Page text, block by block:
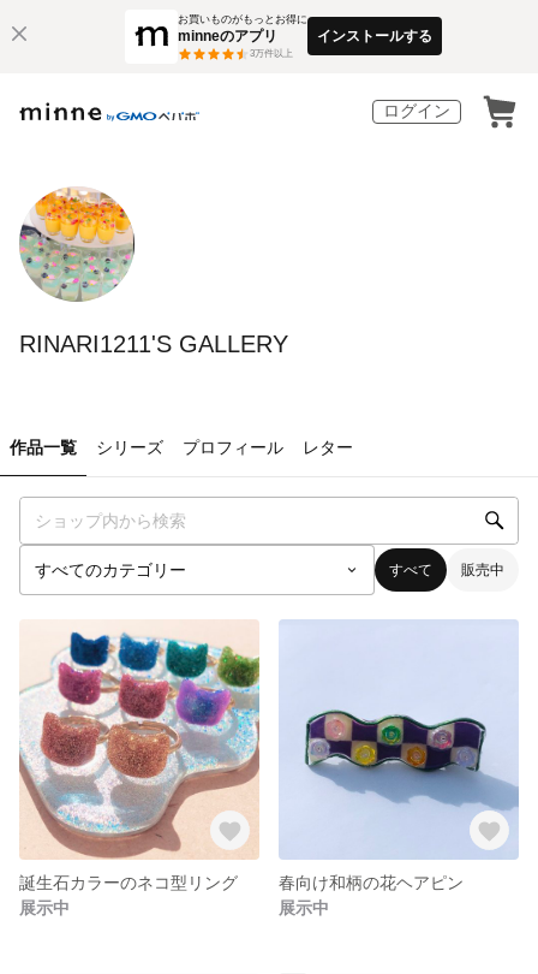
お買いものがもっとお得に
minneのアプリ
3万件以上
インストールする
ログイン
RINARI1211'S GALLERY
作品一覧 シリーズ プロフィール レター
すべて 販売中
誕生石カラーのネコ型リング
展示中
春向け和柄の花ヘアピン
展示中